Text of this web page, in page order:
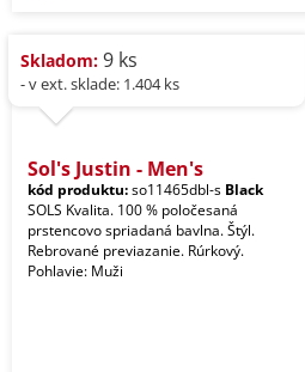
Skladom: 9 ks
- v ext. sklade: 1.404 ks
Sol's Justin - Men's
kód produktu:so11465dbl-s Black
SOLS Kvalita. 100 % poločesaná
prstencovo spriadaná bavlna. Štýl.
Rebrované previazanie. Rúrkový.
Pohlavie: Muži